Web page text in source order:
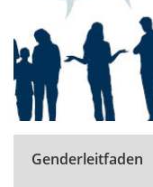
Genderleitfaden